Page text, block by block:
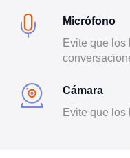
Micrófono
Evite que
Cámara
Evite que los